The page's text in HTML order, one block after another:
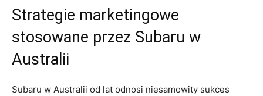
Strategie ‍marketingowe
stosowane przez Subaru⁢ w
Australii
Subaru w ⁤Australii od lat odnosi niesamowity sukces